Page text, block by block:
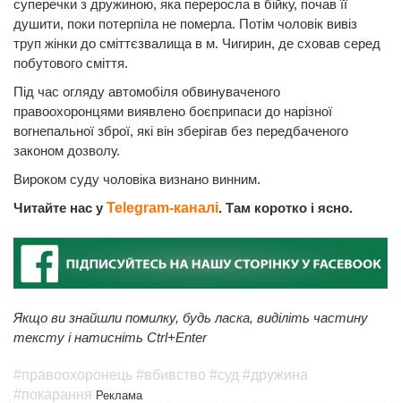
суперечки з дружиною, яка переросла в бійку, почав її
душити, поки потерпіла не померла. Потім чоловік вивіз
труп жінки до сміттєзвалища в м. Чигирин, де сховав серед
побутового сміття.
Під час огляду автомобіля обвинуваченого
правоохоронцями виявлено боєприпаси до нарізної
вогнепальної зброї, які він зберігав без передбаченого
законом дозволу.
Вироком суду чоловіка визнано винним.
Читайте нас у Telegram-каналі. Там коротко і ясно.
Якщо ви знайшли помилку, будь ласка, виділіть частину
тексту і натисніть Ctrl+Enter
#правоохоронець #вбивство #суд #дружина
#покарання Реклама